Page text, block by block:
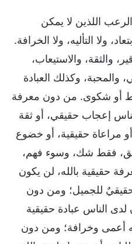
اللذين لا يمكن
ولا التأليه، ولا الخرافة.
والثقة، والاستيعاب،
والمحبة، وكذلك العبادة
أو شكوى. من دون معرفة
إعجاب حقيقي، أو ثقة
مراعاة حقيقية، أو خضوع
فقط شك، وسوء فهم،
حقيقية بالله، لن يكون
للجميل؛ ومن دون
لدى الناس عبادة حقيقية
أعمى وخرافة؛ ومن دون